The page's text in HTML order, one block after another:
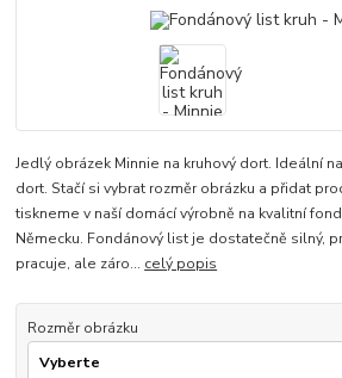
Jedlý obrázek Minnie na kruhový dort. Ideální
dort. Stačí si vybrat rozměr obrázku a přidat
tiskneme v naší domácí výrobně na kvalitní
Německu. Fondánový list je dostatečně silný,
pracuje, ale záro... celý popis
Rozměr obrázku